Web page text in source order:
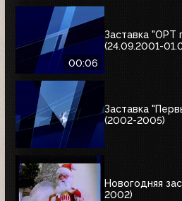
00:06
Заставка "ОРТ
(24.09.2001-
Заставка
(2002-2005)
Новогодняя
2002)